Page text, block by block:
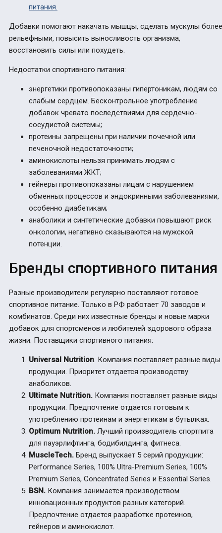
питания.
Добавки помогают накачать мышцы, сделать мускулы более
рельефными, повысить выносливость организма,
восстановить силы или похудеть.
Недостатки спортивного питания:
энергетики противопоказаны гипертоникам, людям со
слабым сердцем. Бесконтрольное употребление
добавок чревато последствиями для сердечно-
сосудистой системы;
протеины запрещены при наличии почечной или
печеночной недостаточности;
аминокислоты нельзя принимать людям с
заболеваниями ЖКТ;
гейнеры противопоказаны лицам с нарушением
обменных процессов и эндокринными заболеваниями,
особенно диабетикам;
анаболики и синтетические добавки повышают риск
онкологии, негативно сказываются на мужской
потенции.
Бренды спортивного питания
Разные производители регулярно поставляют готовое
спортивное питание. Только в РФ работает 70 заводов и
комбинатов. Среди них известные бренды и новые марки
добавок для спортсменов и любителей здорового образа
жизни. Поставщики спортивного питания:
Universal Nutrition . Компания поставляет разные виды
продукции. Приоритет отдается производству
анаболиков.
Ultimate Nutrition. Компания поставляет разные виды
продукции. Предпочтение отдается готовым к
употреблению протеинам и энергетикам в бутылках.
Optimum Nutrition. Лучший производитель спортпита
для пауэрлифтинга, бодибилдинга, фитнеса.
MuscleTech. Бренд выпускает 5 серий продукции:
Performance Series, 100% Ultra-Premium Series, 100%
Premium Series, Concentrated Series и Essential Series.
BSN. Компания занимается производством
инновационных продуктов разных категорий.
Предпочтение отдается разработке протеинов,
гейнеров и аминокислот.